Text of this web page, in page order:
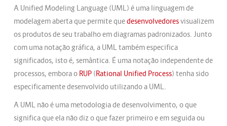
A Unified Modeling Language (UML) é uma linguagem de
modelagem aberta que permite quedesenvolvedoresvisualizem
os produtos de seu trabalho em diagramas padronizados. Junto
com uma notação gráfica, a UML também especifica
significados, isto é, semântica. É uma notação independente de
processos, embora o RUP(Rational Unified Process) tenha sido
especificamente desenvolvido utilizando a UML.
A UML não é uma metodologia de desenvolvimento, o que
significa que ela não diz o que fazer primeiro e em seguida ou